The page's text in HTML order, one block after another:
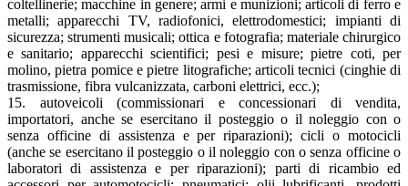
coltellinerie; macchine in genere; armi e munizioni; articoli di ferro e
metalli; apparecchi TV, radiofonici, elettrodomestici; impianti di
sicurezza; strumenti musicali; ottica e fotografia; materiale chirurgico
e sanitario; apparecchi scientifici; pesi e misure; pietre coti, per
molino, pietra pomice e pietre litografiche; articoli tecnici (cinghie di
trasmissione, fibra vulcanizzata, carboni elettrici, ecc.);
15. autoveicoli (commissionari e concessionari di vendita,
importatori, anche se esercitano il posteggio o il noleggio con o
senza officine di assistenza e per riparazioni); cicli o motocicli
(anche se esercitano il posteggio o il noleggio con o senza officine o
laboratori di assistenza e per riparazioni); parti di ricambio ed